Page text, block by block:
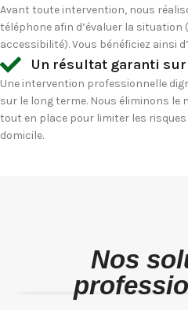
Avant toute intervention, nous
téléphone afin d’évaluer la situation
accessibilité). Vous bénéficiez ainsi
Un résultat garanti
Une intervention professionnelle
sur le long terme. Nous éliminons
tout en place pour limiter les
domicile.
Nos